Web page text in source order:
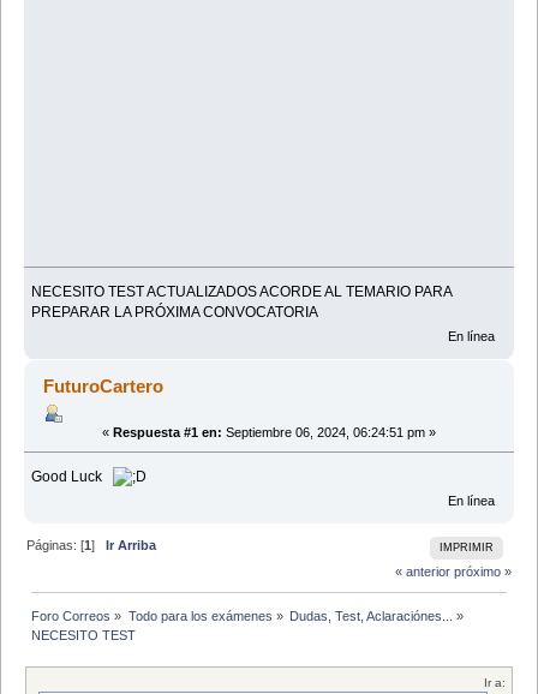
NECESITO TEST ACTUALIZADOS ACORDE AL TEMARIO PARA
PREPARAR LA PRÓXIMA CONVOCATORIA
En línea
FuturoCartero
« Respuesta #1 en: Septiembre 06, 2024, 06:24:51 pm »
Good Luck
En línea
IMPRIMIR
Páginas: [1]
Ir Arriba
« anterior próximo »
Foro Correos » Todo para los exámenes » Dudas, Test, Aclaraciónes...
»
NECESITO TEST
Ir a: